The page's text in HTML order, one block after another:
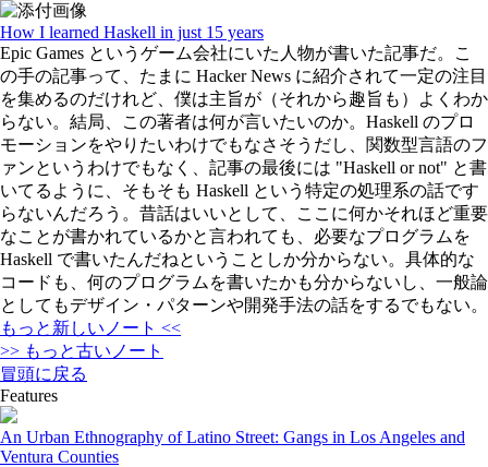
How I learned Haskell in just 15 years
Epic Games というゲーム会社にいた人物が書いた記事だ。こ
の手の記事って、たまに Hacker News に紹介されて一定の注目
を集めるのだけれど、僕は主旨が（それから趣旨も）よくわか
らない。結局、この著者は何が言いたいのか。Haskell のプロ
モーションをやりたいわけでもなさそうだし、関数型言語のフ
ァンというわけでもなく、記事の最後には "Haskell or not" と書
いてるように、そもそも Haskell という特定の処理系の話です
らないんだろう。昔話はいいとして、ここに何かそれほど重要
なことが書かれているかと言われても、必要なプログラムを
Haskell で書いたんだねということしか分からない。具体的な
コードも、何のプログラムを書いたかも分からないし、一般論
としてもデザイン・パターンや開発手法の話をするでもない。
もっと新しいノート <<
>> もっと古いノート
冒頭に戻る
Features
An Urban Ethnography of Latino Street: Gangs in Los Angeles and
Ventura Counties